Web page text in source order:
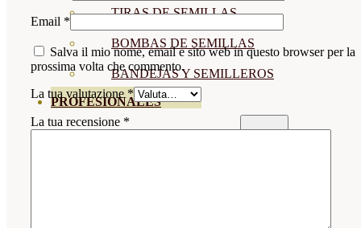
TIRAS DE SEMILLAS
BOMBAS DE SEMILLAS
BANDEJAS Y SEMILLEROS
PROFESIONALES
ABONOS POR CULTIVO
Email *
Salva il mio nome, email e sito web in questo browser per la
prossima volta che commento.
La tua valutazione *
La tua recensione *